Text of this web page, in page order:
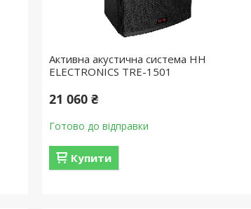
Активна акустична система HH
ELECTRONICS TRE-1501
21 060 ₴
Готово до відправки
Купити